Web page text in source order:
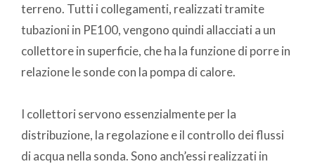
terreno. Tutti i collegamenti, realizzati tramite
tubazioni in PE100, vengono quindi allacciati a un
collettore in superficie, che ha la funzione di porre in
relazione le sonde con la pompa di calore.
I collettori servono essenzialmente per la
distribuzione, la regolazione e il controllo dei flussi
di acqua nella sonda. Sono anch’essi realizzati in